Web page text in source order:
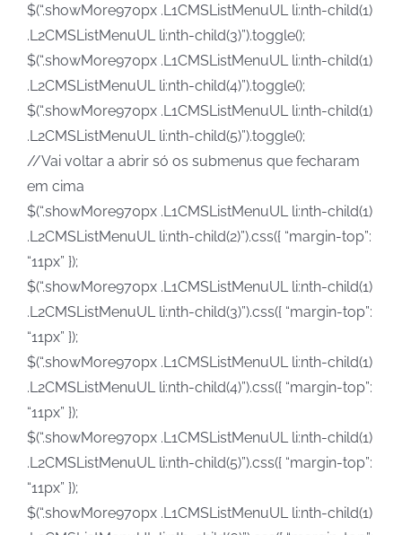
$(“.showMore970px .L1CMSListMenuUL li:nth-child(1)
.L2CMSListMenuUL li:nth-child(3)”).toggle();
$(“.showMore970px .L1CMSListMenuUL li:nth-child(1)
.L2CMSListMenuUL li:nth-child(4)”).toggle();
$(“.showMore970px .L1CMSListMenuUL li:nth-child(1)
.L2CMSListMenuUL li:nth-child(5)”).toggle();
//Vai voltar a abrir só os submenus que fecharam
em cima
$(“.showMore970px .L1CMSListMenuUL li:nth-child(1)
.L2CMSListMenuUL li:nth-child(2)”).css({ “margin-top”:
“11px” });
$(“.showMore970px .L1CMSListMenuUL li:nth-child(1)
.L2CMSListMenuUL li:nth-child(3)”).css({ “margin-top”:
“11px” });
$(“.showMore970px .L1CMSListMenuUL li:nth-child(1)
.L2CMSListMenuUL li:nth-child(4)”).css({ “margin-top”:
“11px” });
$(“.showMore970px .L1CMSListMenuUL li:nth-child(1)
.L2CMSListMenuUL li:nth-child(5)”).css({ “margin-top”:
“11px” });
$(“.showMore970px .L1CMSListMenuUL li:nth-child(1)